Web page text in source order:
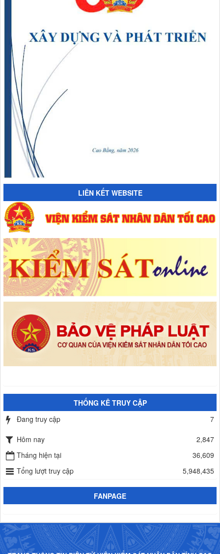
LIÊN KẾT WEBSITE
THỐNG KÊ TRUY CẬP
Đang truy cập
7
Hôm nay
2,847
Tháng hiện tại
36,609
Tổng lượt truy cập
5,948,435
FANPAGE